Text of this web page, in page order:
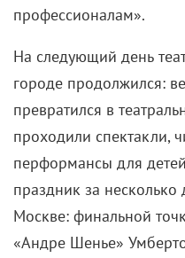
профессионалам».
На следующий день
городе продолжился:
превратился в
проходили спектакли,
перформансы для
праздник за
Москве: финальной
«Андре Шенье»